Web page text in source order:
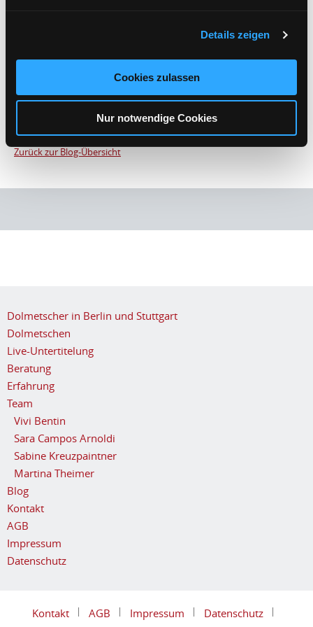
Details zeigen
Cookies zulassen
Nur notwendige Cookies
stellvertretend für alle KonferenzdolmetscherInnen auf die
schwierige wirtschaftliche Lage unseres Berufsstands aufmerksam zu
machen. Insgesamt eine sehr gelungene Aktion!
Auch Hauptstadt.tv berichtete in einem Beitrag, in dem die beiden
Kolleginnen sogar zu sehen sind!Hier geht's zum TV-Bericht.
Zurück zur Blog-Übersicht
Dolmetscher in Berlin und Stuttgart
Dolmetschen
Live-Untertitelung
Beratung
Erfahrung
Team
Vivi Bentin
Sara Campos Arnoldi
Sabine Kreuzpaintner
Martina Theimer
Blog
Kontakt
AGB
Impressum
Datenschutz
Kontakt AGB Impressum
Datenschutz